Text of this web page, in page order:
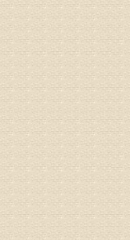
正骨、
病情描
2015年
专家回
姓名：
病情描
专家回